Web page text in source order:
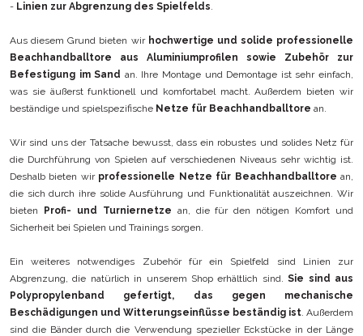
- Linien zur Abgrenzung des Spielfelds.
Aus diesem Grund bieten wir hochwertige und solide professionelle
Beachhandballtore aus Aluminiumprofilen sowie Zubehör zur
Befestigung im Sand an. Ihre Montage und Demontage ist sehr einfach,
was sie äußerst funktionell und komfortabel macht. Außerdem bieten wir
beständige und spielspezifische Netze für Beachhandballtore an.
Wir sind uns der Tatsache bewusst, dass ein robustes und solides Netz für
die Durchführung von Spielen auf verschiedenen Niveaus sehr wichtig ist.
Deshalb bieten wir professionelle Netze für Beachhandballtore an,
die sich durch ihre solide Ausführung und Funktionalität auszeichnen. Wir
bieten
Profi- und Turniernetze an, die für den nötigen Komfort und
Sicherheit bei Spielen und Trainings sorgen.
Ein weiteres notwendiges Zubehör für ein Spielfeld sind Linien zur
Abgrenzung, die natürlich in unserem Shop erhältlich sind.Sie sind aus
Polypropylenband gefertigt, das gegen mechanische
Beschädigungen und Witterungseinflüsse beständig ist. Außerdem
sind die Bänder durch die Verwendung spezieller Eckstücke in der Länge